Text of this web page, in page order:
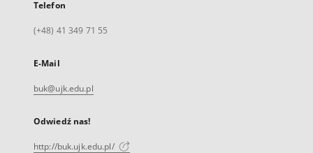
Telefon
(+48) 41 349 71 55
E-Mail
buk@ujk.edu.pl
Odwiedź nas!
http://buk.ujk.edu.pl/